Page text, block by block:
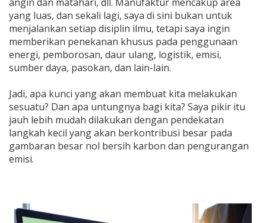
yang luas, dan sekali lagi, saya di sini bukan untuk
menjalankan setiap disiplin ilmu, tetapi saya ingin
memberikan penekanan khusus pada penggunaan
energi, pemborosan, daur ulang, logistik, emisi,
sumber daya, pasokan, dan lain-lain.
Jadi, apa kunci yang akan membuat kita melakukan
sesuatu? Dan apa untungnya bagi kita? Saya pikir itu
jauh lebih mudah dilakukan dengan pendekatan
langkah kecil yang akan berkontribusi besar pada
gambaran besar nol bersih karbon dan pengurangan
emisi.